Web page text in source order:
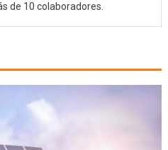
de 10 colaboradores.